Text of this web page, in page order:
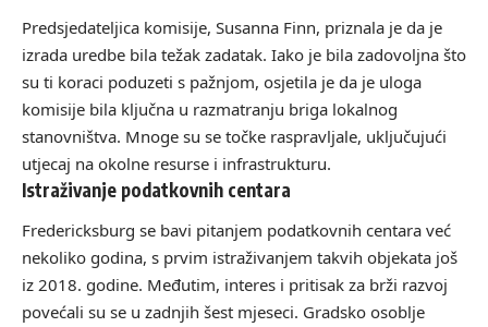
Predsjedateljica komisije, Susanna Finn, priznala je da je
izrada uredbe bila težak zadatak. Iako je bila zadovoljna što
su ti koraci poduzeti s pažnjom, osjetila je da je uloga
komisije bila ključna u razmatranju briga lokalnog
stanovništva. Mnoge su se točke raspravljale, uključujući
utjecaj na okolne resurse i infrastrukturu.
Istraživanje podatkovnih centara
Fredericksburg se bavi pitanjem podatkovnih centara već
nekoliko godina, s prvim istraživanjem takvih objekata još
iz 2018. godine. Međutim, interes i pritisak za brži razvoj
povećali su se u zadnjih šest mjeseci. Gradsko osoblje